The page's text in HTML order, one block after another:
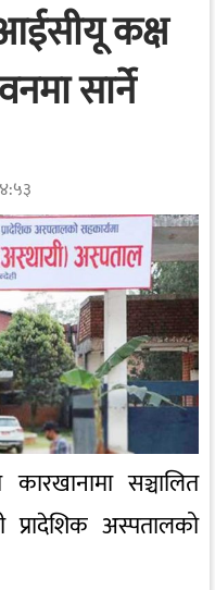
कक्ष
सार्ने
सञ्चालित
अस्पतालको